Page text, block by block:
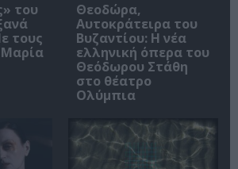
του
τους
Μαρία
Θεοδώρα,
Αυτοκράτειρα του
Βυζαντίου: Η νέα
ελληνική όπερα του
Θεόδωρου Στάθη
στο θέατρο
Ολύμπια